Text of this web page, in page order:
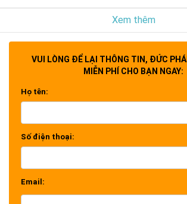
Xem thêm
VUI LÒNG ĐỂ LẠI THÔNG TIN, ĐỨC
MIỄN PHÍ CHO BẠN NGAY:
Họ tên:
Số điện thoại:
Email: